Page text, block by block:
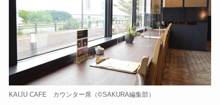
KAIJU CAFE カウンター席（©️SAKURA編集部）